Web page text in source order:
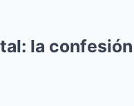
la confesión